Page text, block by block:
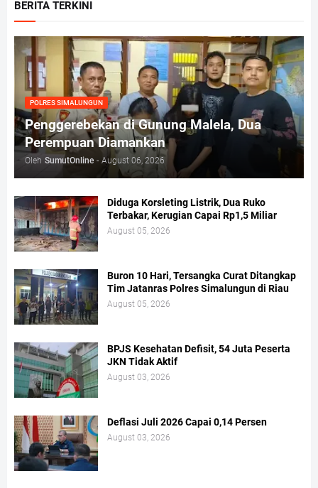
BERITA TERKINI
POLRES SIMALUNGUN
Penggerebekan di Gunung Malela, Dua
Perempuan Diamankan
Oleh SumutOnline - August 06, 2026
Diduga Korsleting Listrik, Dua Ruko
Terbakar, Kerugian Capai Rp1,5 Miliar
August 05, 2026
Buron 10 Hari, Tersangka Curat Ditangkap
Tim Jatanras Polres Simalungun di Riau
August 05, 2026
BPJS Kesehatan Defisit, 54 Juta Peserta
JKN Tidak Aktif
August 03, 2026
Deflasi Juli 2026 Capai 0,14 Persen
August 03, 2026